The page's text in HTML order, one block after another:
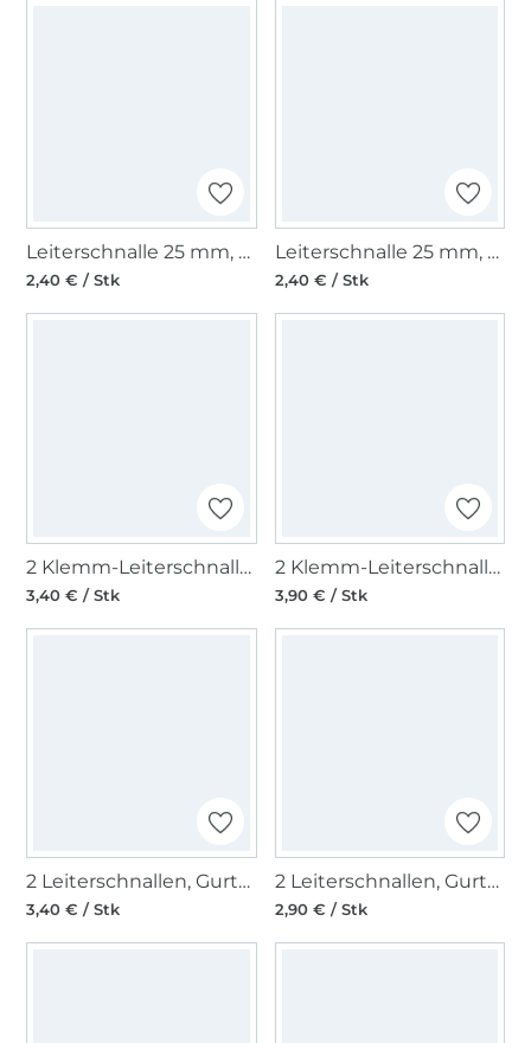
Leiterschnalle 25 mm, altgold
2,40 € / Stk
Leiterschnalle 25 mm, gold
2,40 € / Stk
2 Klemm-Leiterschnallen, Gurtversteller 25 mm, schwarz
3,40 € / Stk
2 Klemm-Leiterschnallen, Gurtversteller 30 mm, schwarz
3,90 € / Stk
2 Leiterschnallen, Gurtversteller 40 mm, schwarz
3,40 € / Stk
2 Leiterschnallen, Gurtversteller 30 mm, schwarz
2,90 € / Stk